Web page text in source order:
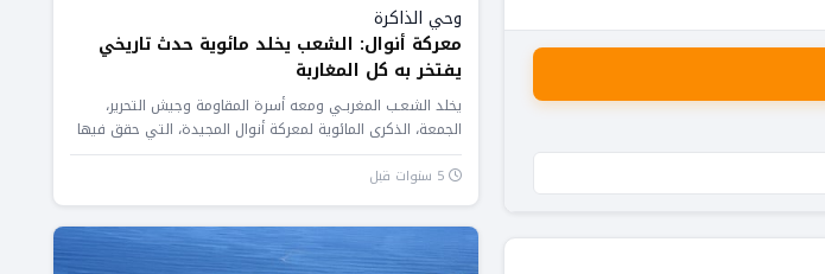
وحي الذاكرة
معركة أنوال: الشعب يخلد مائوية حدث تاريخي
يفتخر به كل المغاربة
يخلد الشعـب المغربـي ومعه أسرة المقاومة وجيش التحرير،
الجمعة، الذكرى المائوية لمعركة أنوال المجيدة، التي حقق فيها
المقاومون والمجاهدون المغاربة...